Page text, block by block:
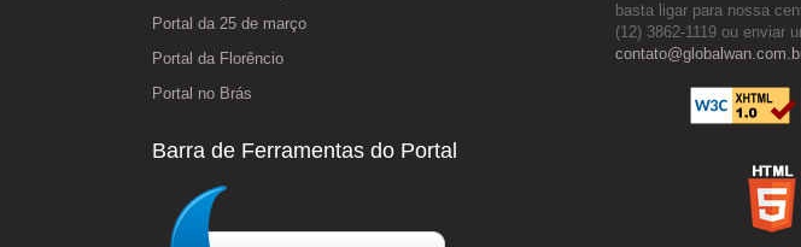
Portal da 25 de março
Portal da Florêncio
Portal no Brás
Barra de Ferramentas do Portal
basta ligar para nossa
(12) 3862-1119 ou enviar